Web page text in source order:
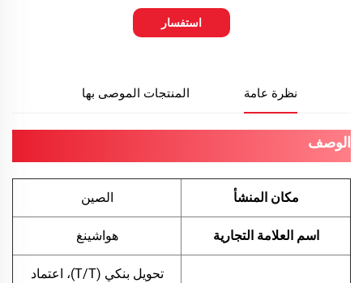
استفسار
نظرة عامة المنتجات الموصى بها
الوصف
مكان المنشأ الصين
اسم العلامة التجارية هواشينغ
تحويل بنكي (T/T)، اعتماد